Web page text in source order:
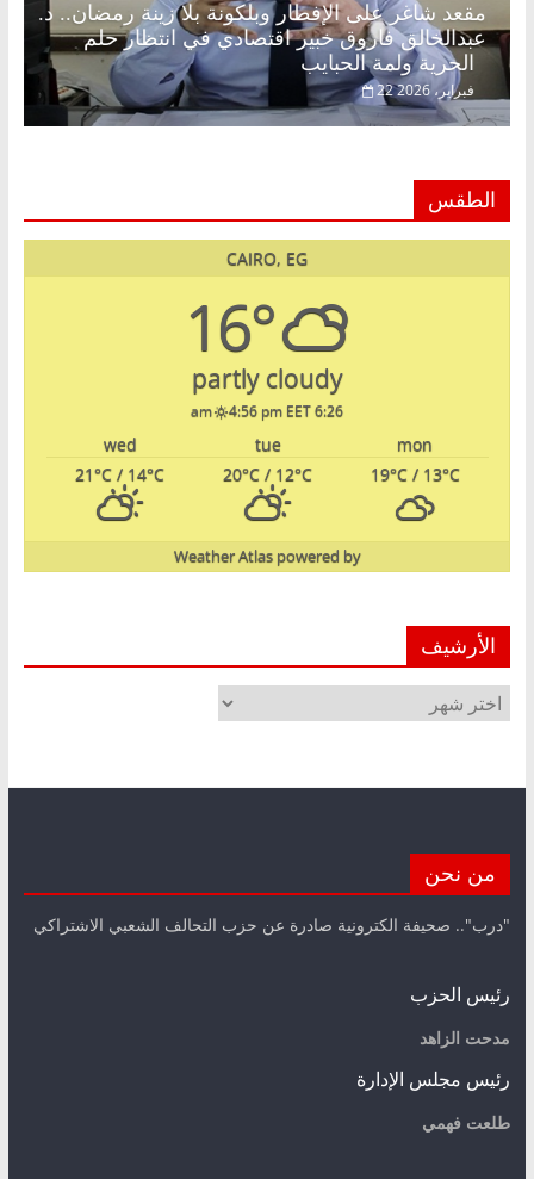
مقعد شاغر على الإفطار وبلكونة بلا زينة رمضان.. د.
عبدالخالق فاروق خبير اقتصادي في انتظار حلم
22 فبراير، 2026
الطقس
CAIRO, EG
16°
partly cloudy
6:26 am
4:56 pm EET
mon
tue
wed
19°C/ 13°C
20°C / 12°C
21°C / 14°C
powered by
Weather Atlas
الأرشيف
الأرشيف
من نحن
"درب".. صحيفة الكترونية صادرة عن حزب التحالف الشعبي الاشتراكي
رئيس الحزب
مدحت الزاهد
رئيس مجلس الإدارة
طلعت فهمي